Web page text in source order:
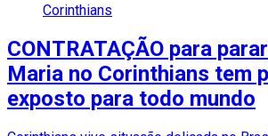
Corinthians
CONTRATAÇÃO para
Maria no Corinthians tem
exposto para todo mundo